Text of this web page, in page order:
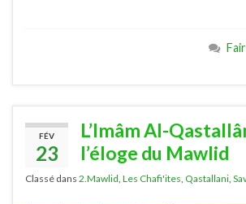
FÉV
23
L’Imâm Al-
l’éloge du Mawlid
Classé dans 2.Mawlid Les Chafi'ites Qastallani